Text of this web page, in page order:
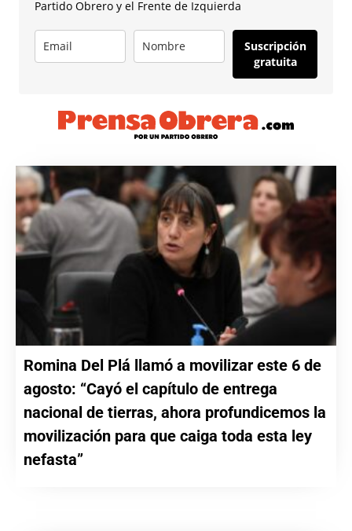
Partido Obrero y el Frente de Izquierda
Suscripción
gratuita
Romina Del Plá llamó a movilizar este 6 de
agosto: “Cayó el capítulo de entrega
nacional de tierras, ahora profundicemos la
movilización para que caiga toda esta ley
nefasta”